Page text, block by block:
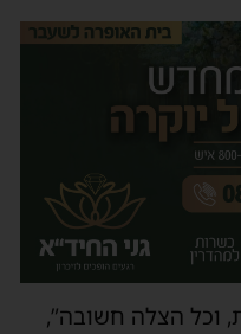
וכל הצלה חשובה”,